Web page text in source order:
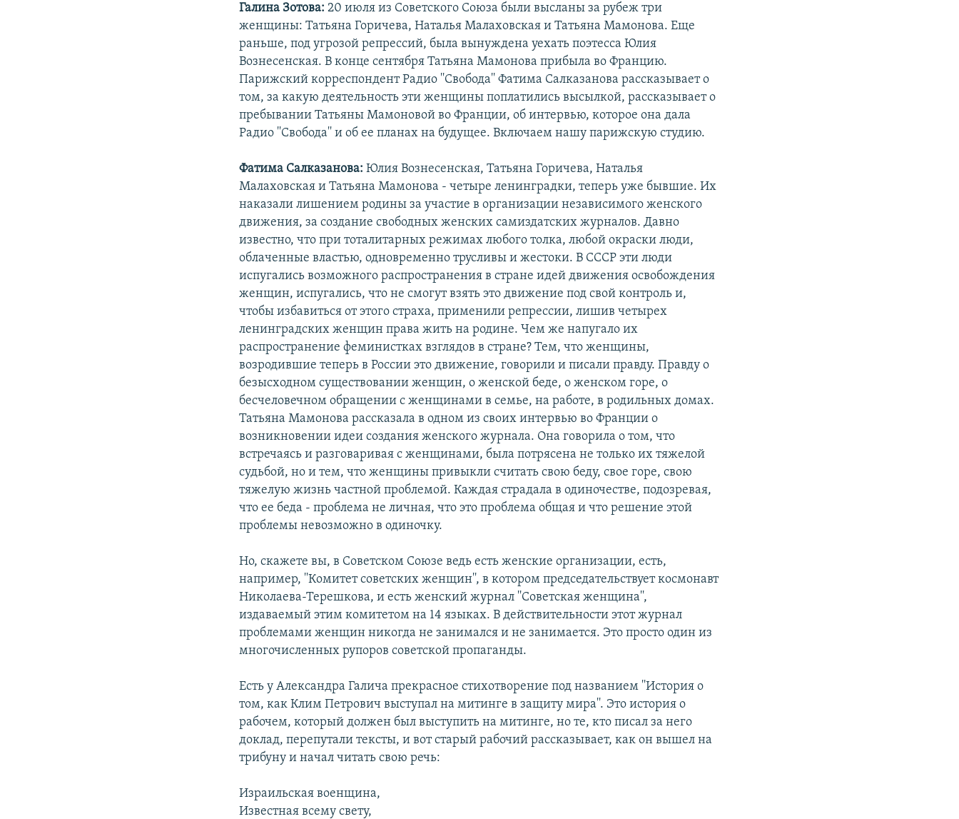
Галина Зотова: 20 июля из Советского Союза были высланы за рубеж три
женщины: Татьяна Горичева, Наталья Малаховская и Татьяна Мамонова. Еще
раньше, под угрозой репрессий, была вынуждена уехать поэтесса Юлия
Вознесенская. В конце сентября Татьяна Мамонова прибыла во Францию.
Парижский корреспондент Радио ''Свобода'' Фатима Салказанова рассказывает о
том, за какую деятельность эти женщины поплатились высылкой, рассказывает о
пребывании Татьяны Мамоновой во Франции, об интервью, которое она дала
Радио ''Свобода'' и об ее планах на будущее. Включаем нашу парижскую студию.
Фатима Салказанова:Юлия Вознесенская, Татьяна Горичева, Наталья
Малаховская и Татьяна Мамонова - четыре ленинградки, теперь уже бывшие. Их
наказали лишением родины за участие в организации независимого женского
движения, за создание свободных женских самиздатских журналов. Давно
известно, что при тоталитарных режимах любого толка, любой окраски люди,
облаченные властью, одновременно трусливы и жестоки. В СССР эти люди
испугались возможного распространения в стране идей движения освобождения
женщин, испугались, что не смогут взять это движение под свой контроль и,
чтобы избавиться от этого страха, применили репрессии, лишив четырех
ленинградских женщин права жить на родине. Чем же напугало их
распространение феминистках взглядов в стране? Тем, что женщины,
возродившие теперь в России это движение, говорили и писали правду. Правду о
безысходном существовании женщин, о женской беде, о женском горе, о
бесчеловечном обращении с женщинами в семье, на работе, в родильных домах.
Татьяна Мамонова рассказала в одном из своих интервью во Франции о
возникновении идеи создания женского журнала. Она говорила о том, что
встречаясь и разговаривая с женщинами, была потрясена не только их тяжелой
судьбой, но и тем, что женщины привыкли считать свою беду, свое горе, свою
тяжелую жизнь частной проблемой. Каждая страдала в одиночестве, подозревая,
что ее беда - проблема не личная, что это проблема общая и что решение этой
проблемы невозможно в одиночку.
Но, скажете вы, в Советском Союзе ведь есть женские организации, есть,
например, ''Комитет советских женщин'', в котором председательствует космонавт
Николаева-Терешкова, и есть женский журнал ''Советская женщина'',
издаваемый этим комитетом на 14 языках. В действительности этот журнал
проблемами женщин никогда не занимался и не занимается. Это просто один из
многочисленных рупоров советской пропаганды.
Есть у Александра Галича прекрасное стихотворение под названием ''История о
том, как Клим Петрович выступал на митинге в защиту мира''. Это история о
рабочем, который должен был выступить на митинге, но те, кто писал за него
доклад, перепутали тексты, и вот старый рабочий рассказывает, как он вышел на
трибуну и начал читать свою речь:
Израильская военщина,
Известная всему свету,